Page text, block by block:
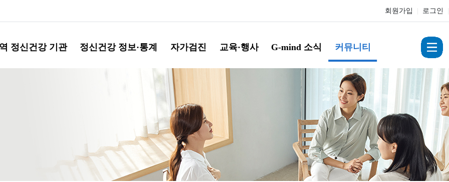
회원가입 로그인
정신건강 기관 정신건강 정보·통계 자가검진 교육·행사 G-mind 소식 커뮤니티